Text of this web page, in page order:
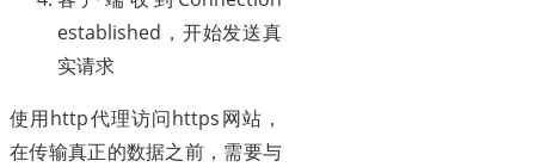
established，开始发送真
实请求
使用http代理访问https网站，
在传输真正的数据之前，需要与